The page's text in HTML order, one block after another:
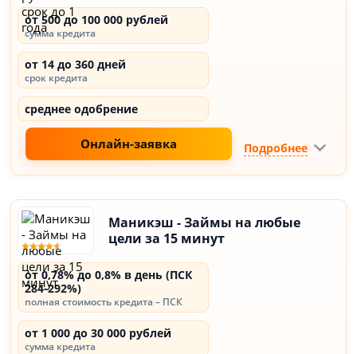
от 500 до 100 000 рублей
сумма кредита
от 14 до 360 дней
срок кредита
среднее одобрение
Онлайн-заявка Подробнее
Маникэш - Займы на любые
цели за 15 минут
от 0,78% до 0,8% в день (ПСК
284-292%)
полная стоимость кредита – ПСК
от 1 000 до 30 000 рублей
сумма кредита